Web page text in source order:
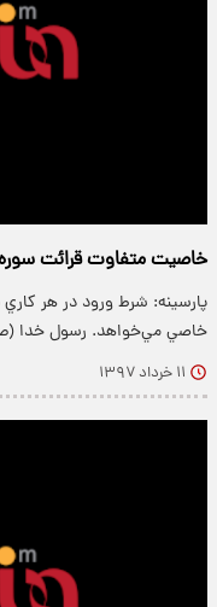
خاصیت متفاوت قرائت
پارسینه: شرط ورود در هر
خاصي مي‌خواهد. رسول خدا
۱۱ خرداد ۱۳۹۷